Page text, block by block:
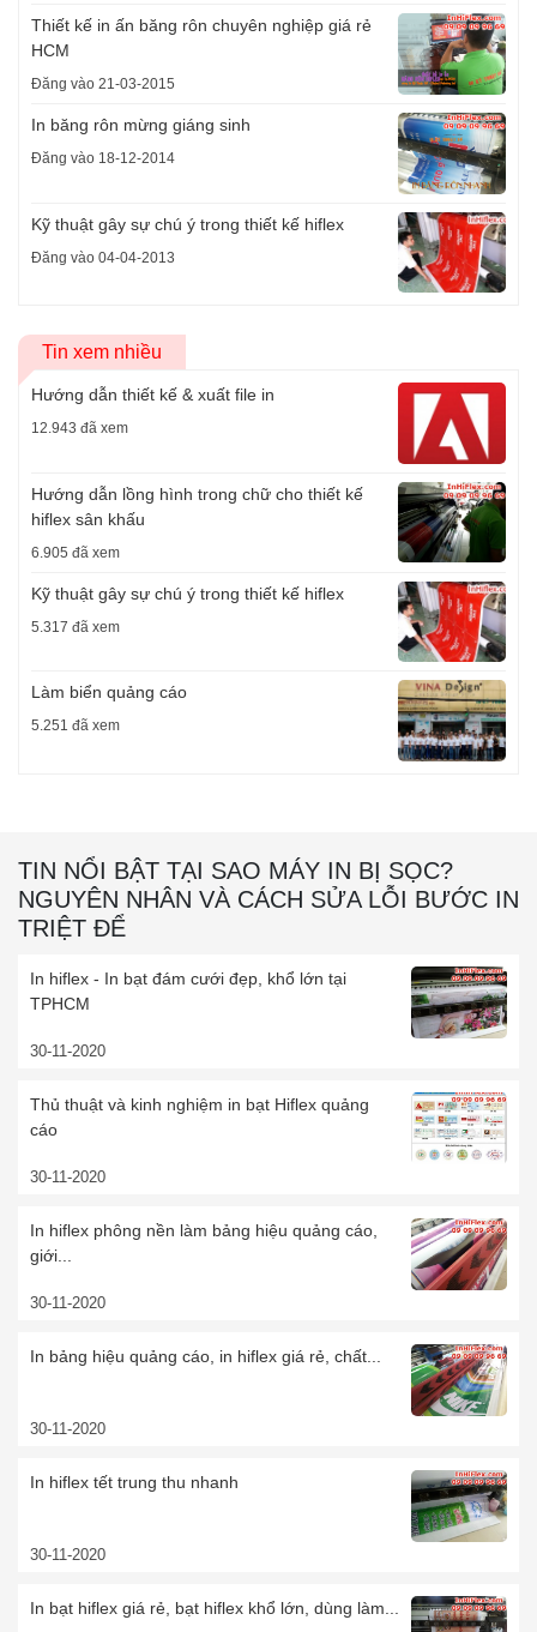
Thiết kế in ấn băng rôn chuyên nghiệp giá rẻ
HCM
Đăng vào 21-03-2015
In băng rôn mừng giáng sinh
Đăng vào 18-12-2014
Kỹ thuật gây sự chú ý trong thiết kế hiflex
Đăng vào 04-04-2013
Tin xem nhiều
Hướng dẫn thiết kế & xuất file in
12.943 đã xem
Hướng dẫn lồng hình trong chữ cho thiết kế
hiflex sân khấu
6.905 đã xem
Kỹ thuật gây sự chú ý trong thiết kế hiflex
5.317 đã xem
Làm biển quảng cáo
5.251 đã xem
TIN NỔI BẬT TẠI SAO MÁY IN BỊ SỌC?
NGUYÊN NHÂN VÀ CÁCH SỬA LỖI BƯỚC IN
TRIỆT ĐỂ
In hiflex - In bạt đám cưới đẹp, khổ lớn tại
TPHCM
30-11-2020
Thủ thuật và kinh nghiệm in bạt Hiflex quảng
cáo
30-11-2020
In hiflex phông nền làm bảng hiệu quảng cáo,
giới...
30-11-2020
In bảng hiệu quảng cáo, in hiflex giá rẻ, chất...
30-11-2020
In hiflex tết trung thu nhanh
30-11-2020
In bạt hiflex giá rẻ, bạt hiflex khổ lớn, dùng làm...